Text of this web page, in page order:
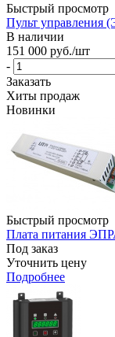
Быстрый просмотр
Пульт управления
В наличии
151 000 руб./шт
-
Заказать
Хиты продаж
Новинки
Быстрый просмотр
Плата питания
Под заказ
Уточнить цену
Подробнее